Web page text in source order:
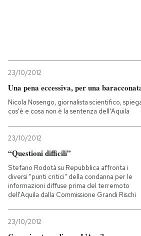
23/10/2012
Una pena eccessiva, per una
Nicola Nosengo, giornalista scientifico,
cos'è e cosa non è la sentenza dell'Aquila
23/10/2012
“Questioni difficili”
Stefano Rodotà su Repubblica affronta i
diversi "punti critici" della condanna per le
informazioni diffuse prima del terremoto
dell'Aquila dalla Commissione Grandi Rischi
23/10/2012